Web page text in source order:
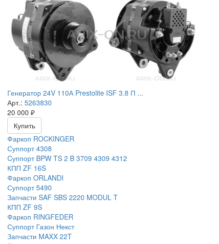
Генератор 24V 110А Prestolite ISF 3.8 П ...
Арт.: 5263830
20 000 ₽
Купить
Фаркоп ROCKINGER
Суппорт 4308
Cуппорт BPW TS 2 B 3709 4309 4312
КПП ZF 16S
Фаркоп ORLANDI
Суппорт 5490
Запчасти SAF SBS 2220 MODUL T
КПП ZF 9S
Фаркоп RINGFEDER
Суппорт Газон Некст
Запчасти MAXX 22T